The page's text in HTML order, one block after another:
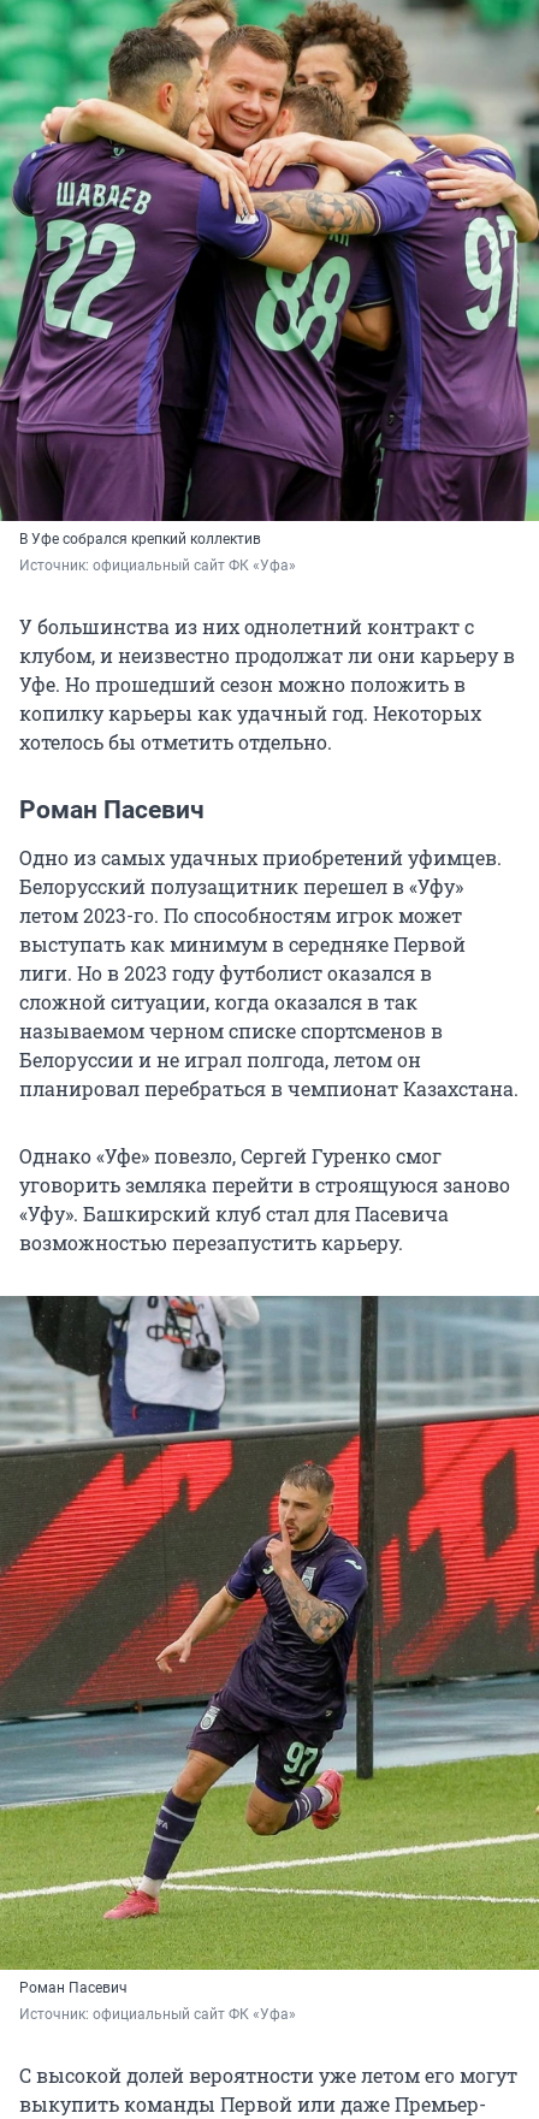
В Уфе собрался крепкий коллектив
Источник: официальный сайт ФК «Уфа»
У большинства из них однолетний контракт с
клубом, и неизвестно продолжат ли они карьеру в
Уфе. Но прошедший сезон можно положить в
копилку карьеры как удачный год. Некоторых
хотелось бы отметить отдельно.
Роман Пасевич
Одно из самых удачных приобретений уфимцев.
Белорусский полузащитник перешел в «Уфу»
летом 2023-го. По способностям игрок может
выступать как минимум в середняке Первой
лиги. Но в 2023 году футболист оказался в
сложной ситуации, когда оказался в так
называемом черном списке спортсменов в
Белоруссии и не играл полгода, летом он
планировал перебраться в чемпионат Казахстана.
Однако «Уфе» повезло, Сергей Гуренко смог
уговорить земляка перейти в строящуюся заново
«Уфу». Башкирский клуб стал для Пасевича
возможностью перезапустить карьеру.
Роман Пасевич
Источник: официальный сайт ФК «Уфа»
С высокой долей вероятности уже летом его могут
выкупить команды Первой или даже Премьер-